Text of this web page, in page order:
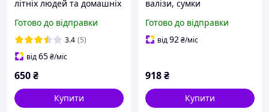
літніх людей та домашніх
Готово до відправки
3.4 (5)
від65₴/міс
650₴
Купити
валізи, сумки
Готово до відправки
від92₴/міс
918₴
Купити